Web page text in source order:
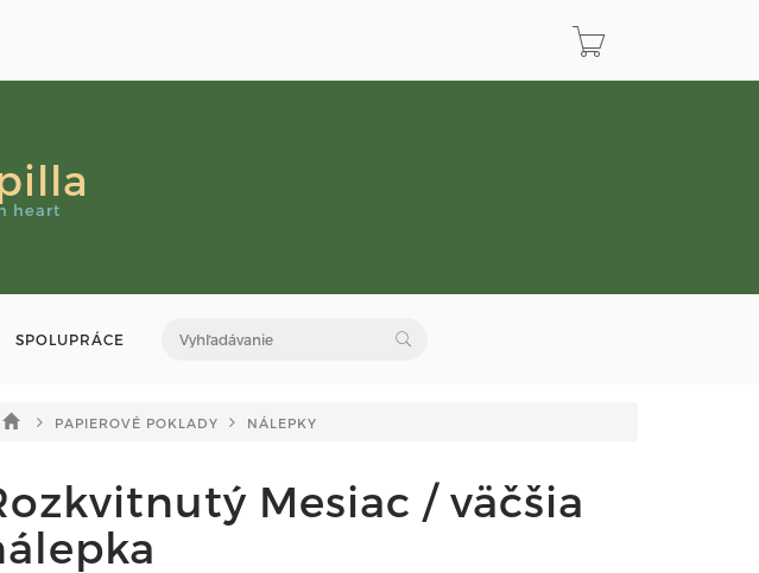
heart
SPOLUPRÁCE
PAPIEROVÉ POKLADY NÁLEPKY
Mesiac / väčšia